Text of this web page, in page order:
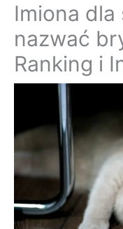
Imiona dla
nazwać
Ranking i